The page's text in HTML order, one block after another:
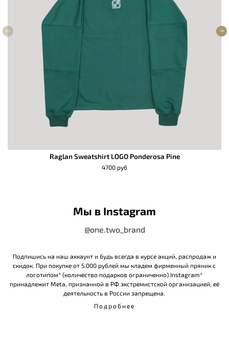
Raglan Sweatshirt LOGO Ponderosa Pine
4700 руб
Мы в Instagram
@one.two_brand
Подпишись на наш аккаунт и будь всегда в курсе акций, распродаж и
скидок. При покупке от 5.000 рублей мы кладем фирменный пряник с
логотипом* (количество подарков ограниченно) Instagram*
принадлежит Meta, признанной в РФ экстремистской организацией, её
деятельность в России запрещена.
Подробнее